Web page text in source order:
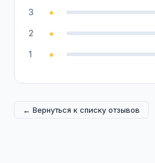
3 ★
2 ★
1 ★
← Вернуться к списку отзывов